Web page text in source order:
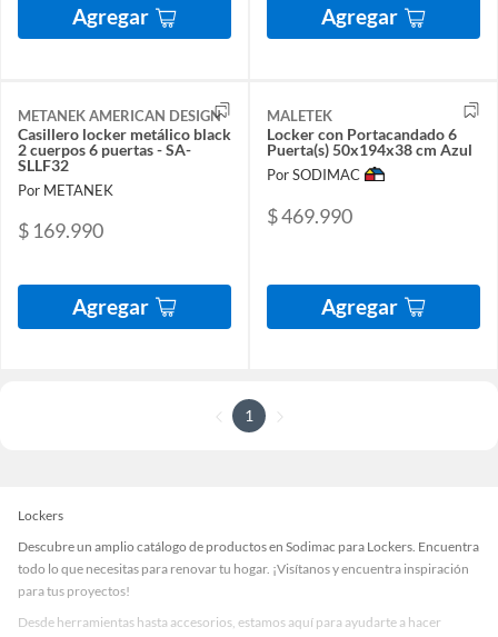
Agregar Agregar
METANEK AMERICAN DESIGN
Casillero locker metálico black
2 cuerpos 6 puertas - SA-
SLLF32
Por METANEK
$ 169.990
Agregar
MALETEK
Locker con Portacandado 6
Puerta(s) 50x194x38 cm Azul
Por SODIMAC
$ 469.990
Agregar
1
Lockers
Descubre un amplio catálogo de productos en Sodimac para Lockers. Encuentra
todo lo que necesitas para renovar tu hogar. ¡Visítanos y encuentra inspiración
para tus proyectos!
Desde herramientas hasta accesorios, estamos aquí para ayudarte a hacer